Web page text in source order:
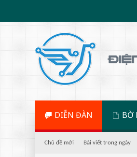
DIỄN ĐÀN BỜ
Chủ đề mới Bài viết trong ngày